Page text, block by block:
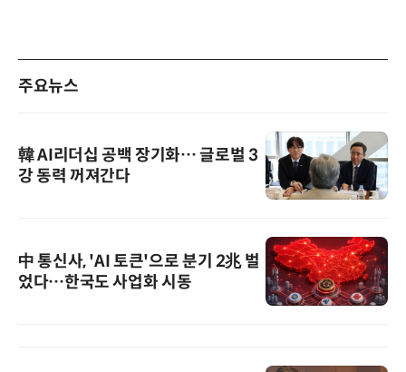
주요뉴스
韓 AI리더십 공백 장기화… 글로벌 3
강 동력 꺼져간다
中 통신사, 'AI 토큰'으로 분기 2兆 벌
었다…한국도 사업화 시동